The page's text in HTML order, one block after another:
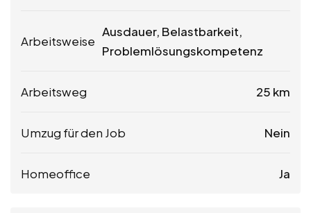
Arbeitsweise
Ausdauer, Belastbarkeit,
Problemlösungskompetenz
Arbeitsweg 25 km
Umzug für den Job Nein
Homeoffice Ja